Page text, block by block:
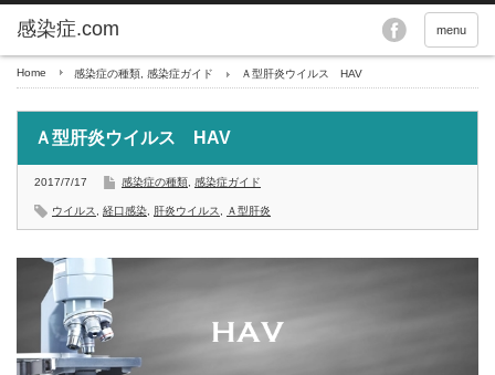
menu
Home 感染症の種類 感染症ガイド Ａ型肝炎ウイルス HAV
Ａ型肝炎ウイルス HAV
2017/7/17 感染症の種類 感染症ガイド
ウイルス 経口感染 肝炎ウイルス Ａ型肝炎